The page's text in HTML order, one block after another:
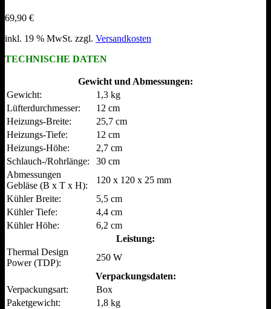
69,90 €
inkl. 19 % MwSt. zzgl. Versandkosten
TECHNISCHE DATEN
Gewicht und Abmessungen:
Gewicht:
1,3 kg
Lüfterdurchmesser:
12 cm
Heizungs-Breite:
25,7 cm
Heizungs-Tiefe:
12 cm
Heizungs-Höhe:
2,7 cm
Schlauch-/Rohrlänge:
30 cm
Abmessungen
Gebläse (B x T x H):
120 x 120 x 25 mm
Kühler Breite:
5,5 cm
Kühler Tiefe:
4,4 cm
Kühler Höhe:
6,2 cm
Leistung:
Thermal Design
Power (TDP):
250 W
Verpackungsdaten:
Verpackungsart:
Box
Paketgewicht:
1,8 kg